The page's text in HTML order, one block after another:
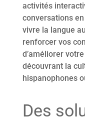
activités
conversations
vivre la langue
renforcer vos
d’améliorer
découvrant la
hispanophones
Des